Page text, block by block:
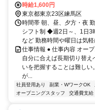
時給1,600円
東京都東京23区練馬区
時間帯 朝、昼、夕方・夜
シフト制 ◆週2日～、1日3
など 勤務時間や曜日は気
仕事情報 ● 仕事内容 オー
自分に合えば長期切り替
いを把握することは難し
が...
社員登用あり 副業・WワークOK
オープニングスタッフ
交通費支給